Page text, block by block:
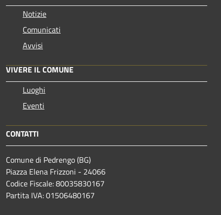
Notizie
Comunicati
Avvisi
VIVERE IL COMUNE
Luoghi
Eventi
CONTATTI
Comune di Pedrengo (BG)
Piazza Elena Frizzoni - 24066
Codice Fiscale: 80035830167
Partita IVA: 01506480167